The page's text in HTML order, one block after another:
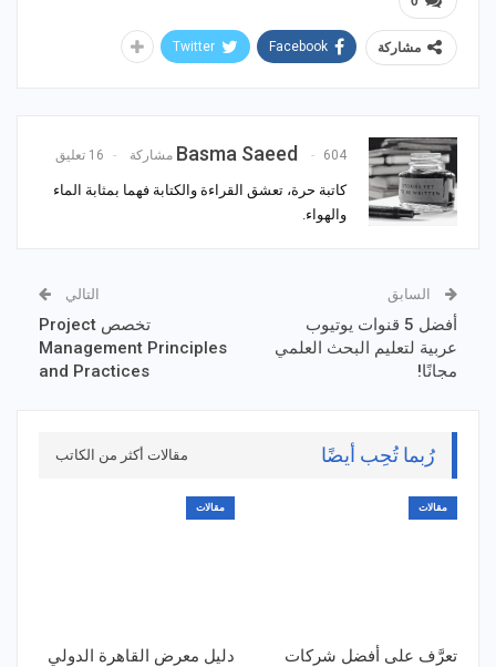
مشاركة Facebook
Twitter
Basma Saeed 604 مشاركة 16 تعليق
كاتبة حرة، تعشق القراءة والكتابة فهما بمثابة الماء
والهواء.
السابق
أفضل 5 قنوات يوتيوب
عربية لتعليم البحث العلمي
مجانًا!
التالي
تخصص Project
Management Principles
and Practices
رُبما تُحِب أيضًا مقالات أكثر من الكاتب
مقالات
تعرَّف على أفضل شركات
مقالات
دليل معرض القاهرة الدولي